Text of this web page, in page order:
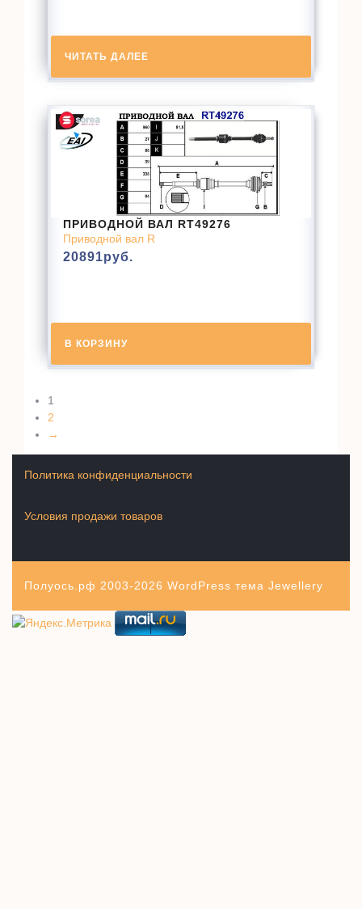
ЧИТАТЬ ДАЛЕЕ
ПРИВОДНОЙ ВАЛ RT49276
Приводной вал R
20891руб.
В КОРЗИНУ
1
2
→
Условия продажи товаров
Политика конфиденциальности
Полуось.рф 2003-2026 WordPress тема Jewellery